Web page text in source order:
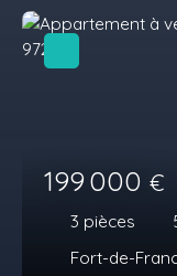
199 000 €
3 pièces
Fort-de-